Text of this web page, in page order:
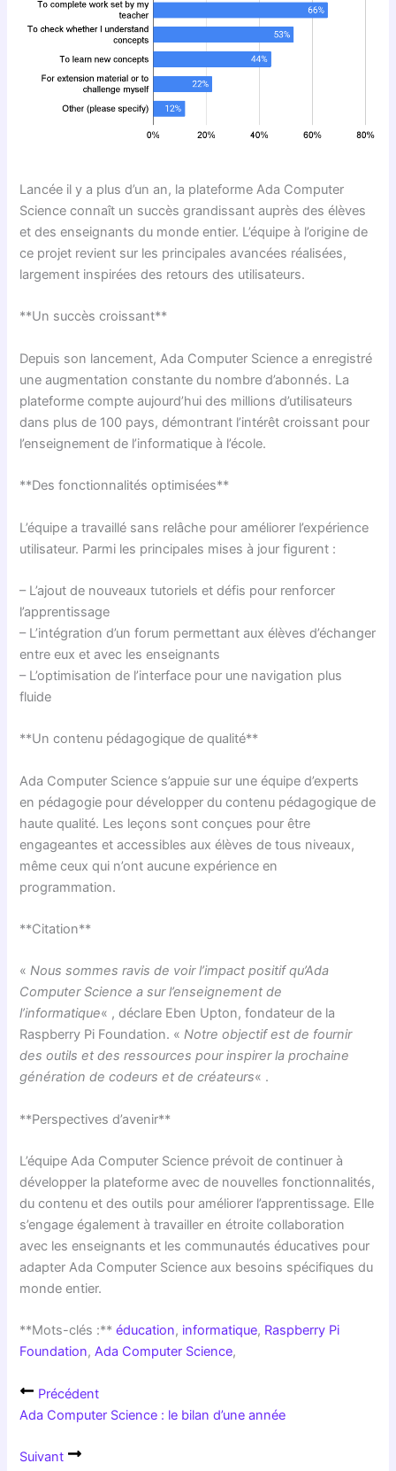
Lancée il y a plus d’un an, la plateforme Ada Computer
Science connaît un succès grandissant auprès des élèves
et des enseignants du monde entier. L’équipe à l’origine de
ce projet revient sur les principales avancées réalisées,
largement inspirées des retours des utilisateurs.
**Un succès croissant**
Depuis son lancement, Ada Computer Science a enregistré
une augmentation constante du nombre d’abonnés. La
plateforme compte aujourd’hui des millions d’utilisateurs
dans plus de 100 pays, démontrant l’intérêt croissant pour
l’enseignement de l’informatique à l’école.
**Des fonctionnalités optimisées**
L’équipe a travaillé sans relâche pour améliorer l’expérience
utilisateur. Parmi les principales mises à jour figurent :
– L’ajout de nouveaux tutoriels et défis pour renforcer
l’apprentissage
– L’intégration d’un forum permettant aux élèves d’échanger
entre eux et avec les enseignants
– L’optimisation de l’interface pour une navigation plus
fluide
**Un contenu pédagogique de qualité**
Ada Computer Science s’appuie sur une équipe d’experts
en pédagogie pour développer du contenu pédagogique de
haute qualité. Les leçons sont conçues pour être
engageantes et accessibles aux élèves de tous niveaux,
même ceux qui n’ont aucune expérience en
programmation.
**Citation**
«Nous sommes ravis de voir l’impact positif qu’Ada
Computer Science a sur l’enseignement de
l’informatique« , déclare Eben Upton, fondateur de la
Raspberry Pi Foundation. «Notre objectif est de fournir
des outils et des ressources pour inspirer la prochaine
génération de codeurs et de créateurs« .
**Perspectives d’avenir**
L’équipe Ada Computer Science prévoit de continuer à
développer la plateforme avec de nouvelles fonctionnalités,
du contenu et des outils pour améliorer l’apprentissage. Elle
s’engage également à travailler en étroite collaboration
avec les enseignants et les communautés éducatives pour
adapter Ada Computer Science aux besoins spécifiques du
monde entier.
**Mots-clés :**éducation, informatique, Raspberry Pi
Foundation,Ada Computer Science,
Précédent
Ada Computer Science : le bilan d’une année
Suivant